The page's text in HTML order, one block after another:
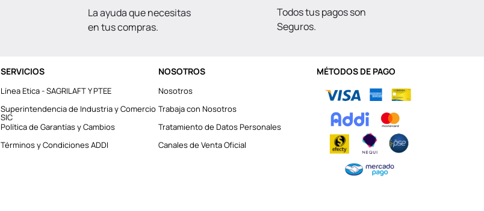
La ayuda que necesitas
en tus compras.
Todos tus pagos son
Seguros.
SERVICIOS
Línea Etica - SAGRILAFT Y PTEE
Superintendencia de Industria y Comercio
SIC
Política de Garantías y Cambios
Términos y Condiciones ADDI
NOSOTROS
Nosotros
Trabaja con Nosotros
Tratamiento de Datos Personales
Canales de Venta Oficial
MÉTODOS DE PAGO